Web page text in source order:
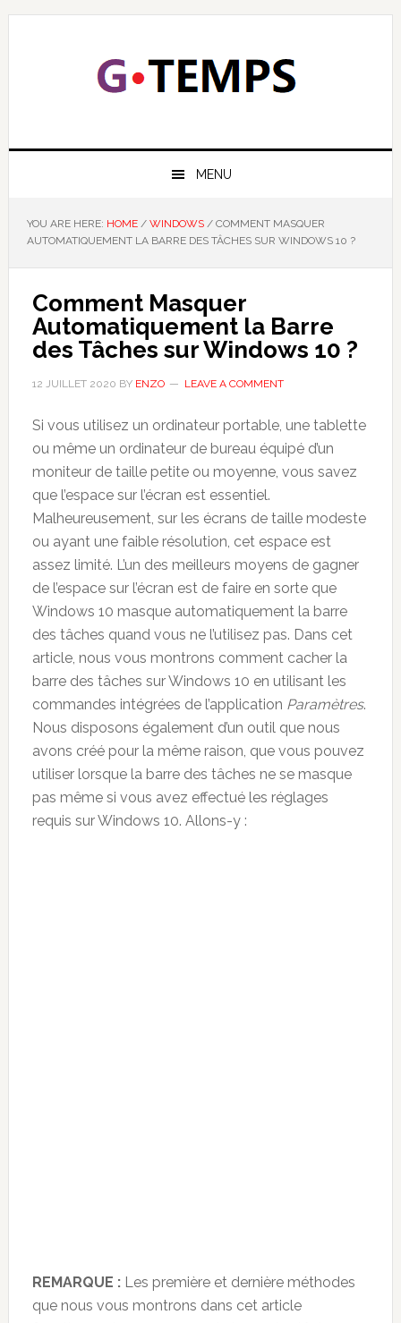
Skip
Skip
Skip
Skip
GTEMPS
MENU
YOU ARE HERE: HOME / WINDOWS /COMMENT MASQUER
AUTOMATIQUEMENT LA BARRE DES TÂCHES SUR WINDOWS 10 ?
Comment Masquer
Automatiquement la Barre
des Tâches sur Windows 10 ?
12 JUILLET 2020 BY ENZO LEAVE A COMMENT
Si vous utilisez un ordinateur portable, une tablette
ou même un ordinateur de bureau équipé d’un
moniteur de taille petite ou moyenne, vous savez
que l’espace sur l’écran est essentiel.
Malheureusement, sur les écrans de taille modeste
ou ayant une faible résolution, cet espace est
assez limité. L’un des meilleurs moyens de gagner
de l’espace sur l’écran est de faire en sorte que
Windows 10 masque automatiquement la barre
des tâches quand vous ne l’utilisez pas. Dans cet
article, nous vous montrons comment cacher la
barre des tâches sur Windows 10 en utilisant les
commandes intégrées de l’application Paramètres.
Nous disposons également d’un outil que nous
avons créé pour la même raison, que vous pouvez
utiliser lorsque la barre des tâches ne se masque
pas même si vous avez effectué les réglages
requis sur Windows 10. Allons-y :
REMARQUE :Les première et dernière méthodes
que nous vous montrons dans cet article